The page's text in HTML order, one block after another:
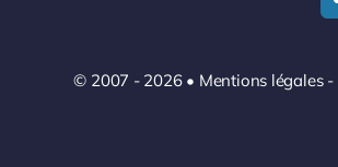
© 2007 - 2026 • Mentions légales-